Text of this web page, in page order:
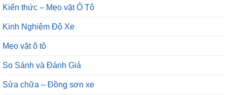
Kiến thức – Mẹo vặt Ô Tô
Kinh Nghiệm Độ Xe
Mẹo vặt ô tô
So Sánh và Đánh Giá
Sửa chữa – Đồng sơn xe